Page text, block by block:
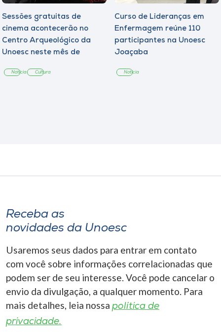
Sessões gratuitas de
cinema acontecerão no
Centro Arqueológico da
Unoesc neste mês de
Notícia Cultura
Curso de Lideranças em
Enfermagem reúne 110
participantes na Unoesc
Joaçaba
Notícia
Receba as
novidades da Unoesc
Usaremos seus dados para entrar em contato
com você sobre informações correlacionadas que
podem ser de seu interesse. Você pode cancelar o
envio da divulgação, a qualquer momento. Para
mais detalhes, leia nossa política de
privacidade.